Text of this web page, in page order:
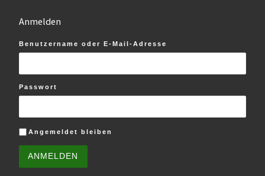
Anmelden
Benutzername oder E-Mail-Adresse
Passwort
Angemeldet bleiben
ANMELDEN